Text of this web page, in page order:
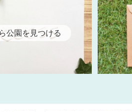
公園を見つける